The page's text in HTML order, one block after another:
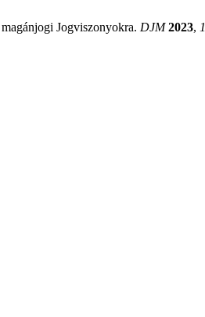
Jogviszonyokra. DJM 2023,